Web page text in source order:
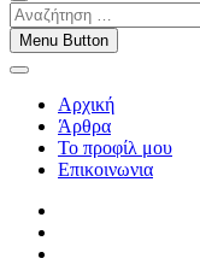
Αναζήτηση
…Menu Button
Αρχική
Άρθρα
Το προφίλ μου
Επικοινωνια